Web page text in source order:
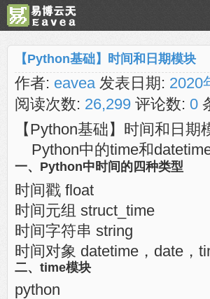
【Python基础】时间和日期模块
作者: eavea发表日期: 2020
阅读次数: 26,299 评论数: 0
【Python基础】时间和日期
Python中的time和
一、Python中时间的四种类型
时间戳 float
时间元组 struct_time
时间字符串 string
时间对象 datetime，date，
二、time模块
python